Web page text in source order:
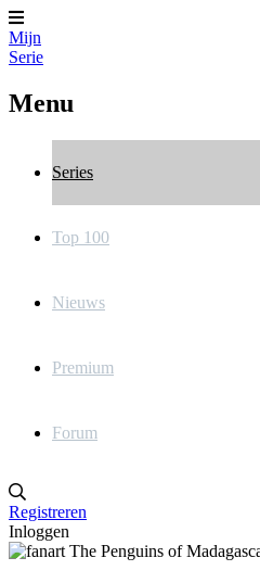
Mijn
Serie
Menu
Series
Top 100
Nieuws
Premium
Forum
Registreren
Inloggen